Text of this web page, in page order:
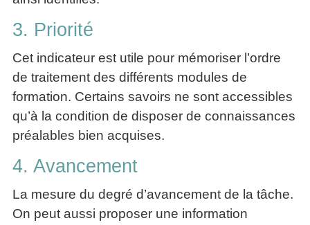
3. Priorité
Cet indicateur est utile pour mémoriser l’ordre
de traitement des différents modules de
formation. Certains savoirs ne sont accessibles
qu’à la condition de disposer de connaissances
préalables bien acquises.
4. Avancement
La mesure du degré d’avancement de la tâche.
On peut aussi proposer une information